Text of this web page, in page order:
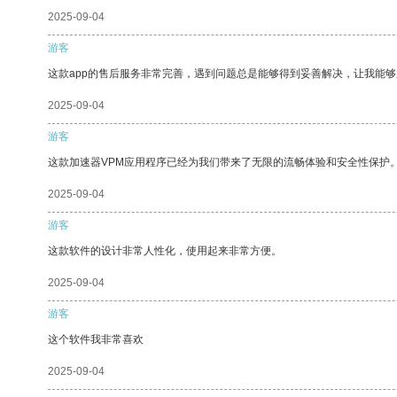
2025-09-04
游客
这款app的售后服务非常完善，遇到问题总是能够得到妥善解决，让我能够
2025-09-04
游客
这款加速器VPM应用程序已经为我们带来了无限的流畅体验和安全性保护。
2025-09-04
游客
这款软件的设计非常人性化，使用起来非常方便。
2025-09-04
游客
这个软件我非常喜欢
2025-09-04